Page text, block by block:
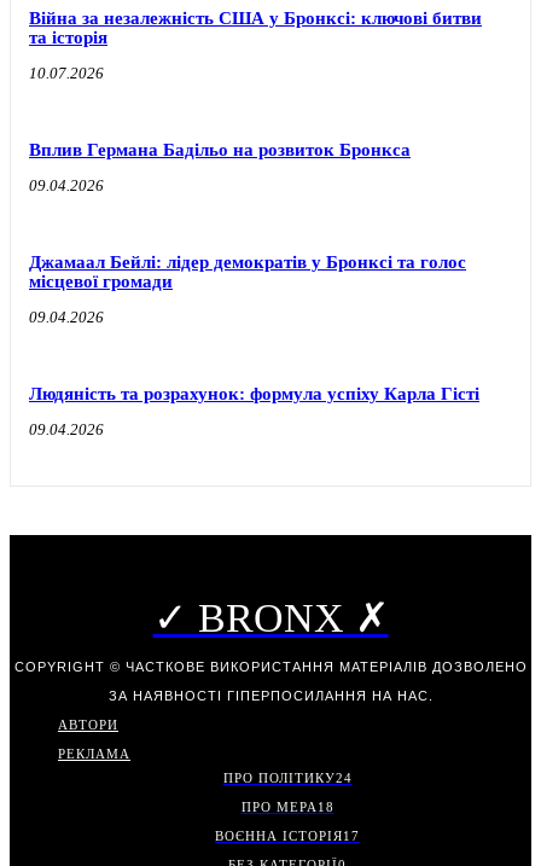
Війна за незалежність США у Бронксі: ключові битви
та історія
10.07.2026
Вплив Германа Бадільо на розвиток Бронкса
09.04.2026
Джамаал Бейлі: лідер демократів у Бронксі та голос
місцевої громади
09.04.2026
Людяність та розрахунок: формула успіху Карла Гісті
09.04.2026
✓ BRONX ✗
COPYRIGHT © ЧАСТКОВЕ ВИКОРИСТАННЯ МАТЕРІАЛІВ ДОЗВОЛЕНО
ЗА НАЯВНОСТІ ГІПЕРПОСИЛАННЯ НА НАС.
АВТОРИ
РЕКЛАМА
ПРО ПОЛІТИКУ24
ПРО МЕРА 18
ВОЄННА ІСТОРІЯ17